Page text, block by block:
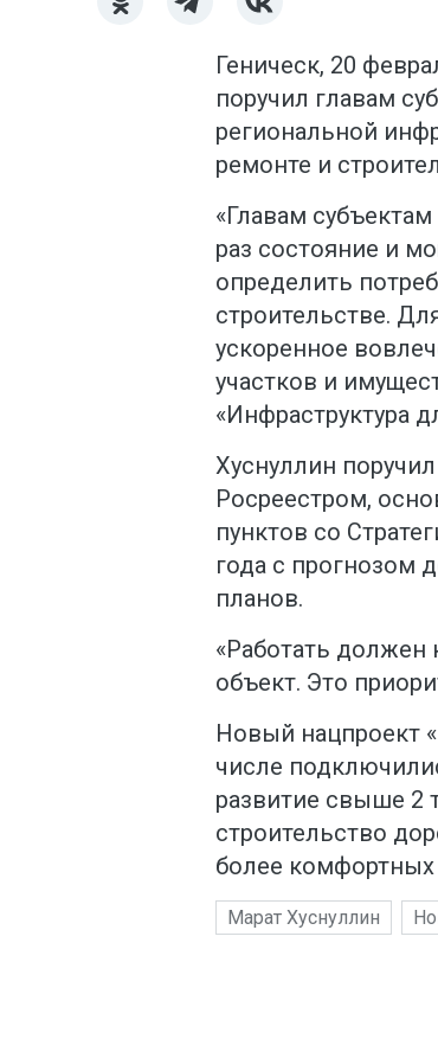
Геническ, 20
поручил главам
региональной
ремонте и
«Главам
раз состояние и
определить
строительстве.
ускоренное
участков и
«Инфраструктура
Хуснуллин
Росреестром,
пунктов со
года с прогнозом
планов.
«Работать
объект. Это
Новый нацпроект
числе
развитие свыше 2
строительство
более
Марат Хуснуллин